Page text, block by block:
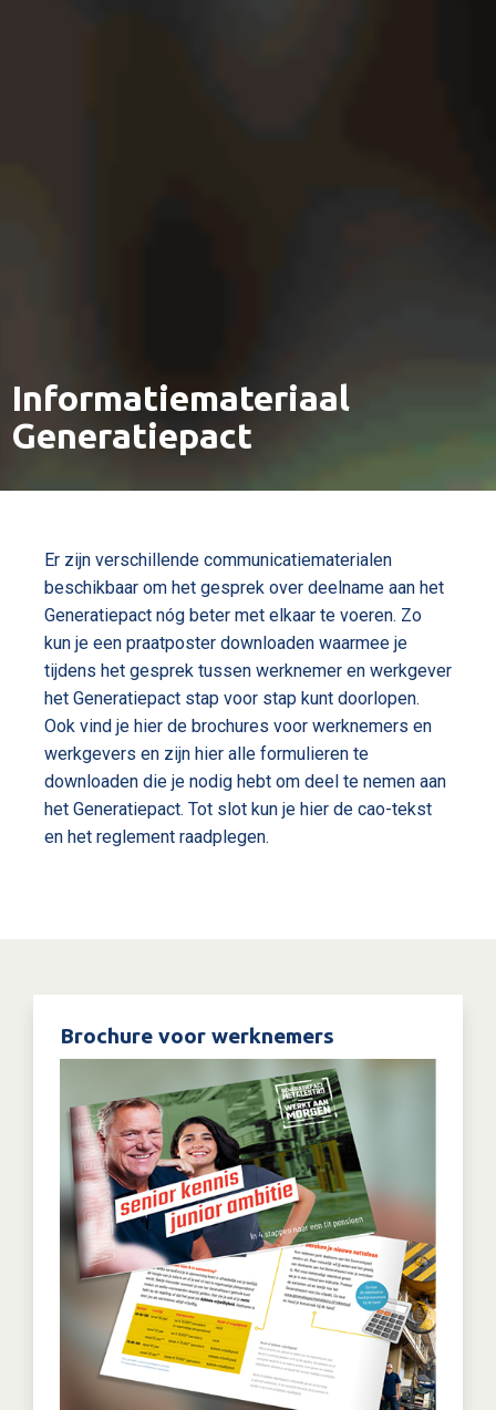
Informatiemateriaal
Generatiepact
Er zijn verschillende communicatiematerialen
beschikbaar om het gesprek over deelname aan het
Generatiepact nóg beter met elkaar te voeren. Zo
kun je een praatposter downloaden waarmee je
tijdens het gesprek tussen werknemer en werkgever
het Generatiepact stap voor stap kunt doorlopen.
Ook vind je hier de brochures voor werknemers en
werkgevers en zijn hier alle formulieren te
downloaden die je nodig hebt om deel te nemen aan
het Generatiepact. Tot slot kun je hier de cao-tekst
en het reglement raadplegen.
Brochure voor werknemers